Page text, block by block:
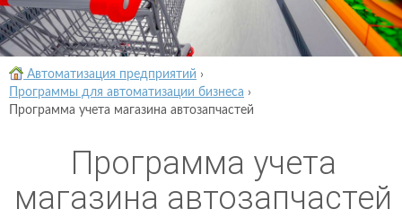
Автоматизация предприятий ›
Программы для автоматизации бизнеса ›
Программа учета магазина автозапчастей
Программа учета
магазина автозапчастей